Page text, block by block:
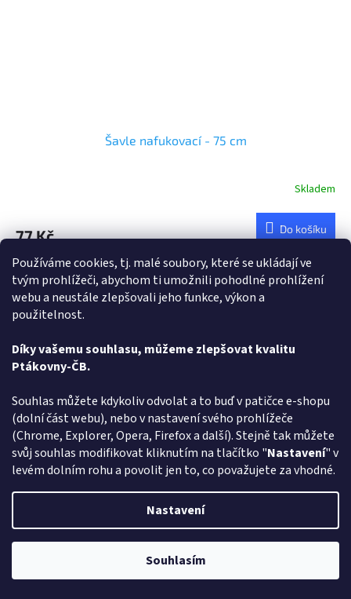
Používáme cookies, tj. malé soubory, které se ukládají ve
tvým prohlížeči, abychom ti umožnili pohodlné prohlížení
webu a neustále zlepšovali jeho funkce, výkon a
použitelnost.
Díky vašemu souhlasu, můžeme zlepšovat kvalitu
Ptákovny-ČB.
Souhlas můžete kdykoliv odvolat a to buď v patičce e-shopu
(dolní část webu), nebo v nastavení svého prohlížeče
(Chrome, Explorer, Opera, Firefox a další). Stejně tak můžete
svůj souhlas modifikovat kliknutím na tlačítko "Nastavení" v
levém dolním rohu a povolit jen to, co považujete za vhodné.
Nastavení
Souhlasím
Šavle nafukovací - 75 cm
Skladem
77 Kč Do košíku
Milujete ptákoviny a hledáte - Šavle nafukovací - 75 cm - vyberte si v
rodinném e-shopu ptakoviny-cb.cz. Doručujeme po celé České
republice. Šavle nafukovací je dlouhá 75 cm....
Kolt na kapslíky - 20cm